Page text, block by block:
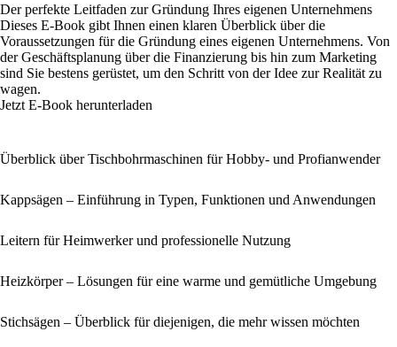
Der perfekte Leitfaden zur Gründung Ihres eigenen Unternehmens
Dieses E-Book gibt Ihnen einen klaren Überblick über die
Voraussetzungen für die Gründung eines eigenen Unternehmens. Von
der Geschäftsplanung über die Finanzierung bis hin zum Marketing
sind Sie bestens gerüstet, um den Schritt von der Idee zur Realität zu
wagen.
Jetzt E-Book herunterladen
Überblick über Tischbohrmaschinen für Hobby- und Profianwender
Kappsägen – Einführung in Typen, Funktionen und Anwendungen
Leitern für Heimwerker und professionelle Nutzung
Heizkörper – Lösungen für eine warme und gemütliche Umgebung
Stichsägen – Überblick für diejenigen, die mehr wissen möchten